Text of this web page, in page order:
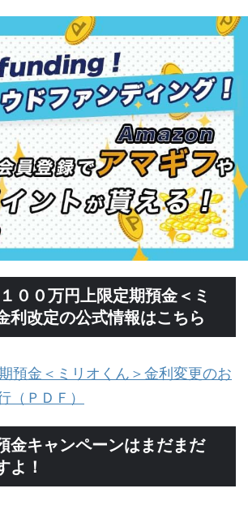
００万円上限定期預金＜ミ
利改定の公式情報はこちら
預金＜ミリオくん＞金利変更のお
（ＰＤＦ）
金キャンペーンはまだまだ
よ！